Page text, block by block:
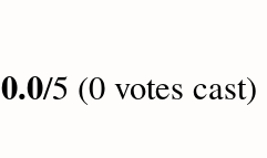
0.0/5 (0 votes cast)